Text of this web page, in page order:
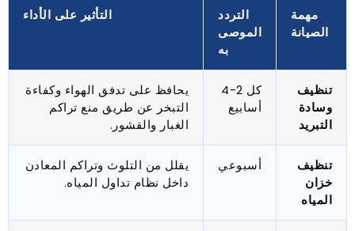
مهمة
الصيانة
التردد
الموصى
به
التأثير على الأداء
تنظيف
وسادة
التبريد
كل 2-4
أسابيع
يحافظ على تدفق الهواء وكفاءة
التبخر عن طريق منع تراكم
الغبار والقشور.
تنظيف
خزان
المياه
أسبوعي
يقلل من التلوث وتراكم المعادن
داخل نظام تداول المياه.